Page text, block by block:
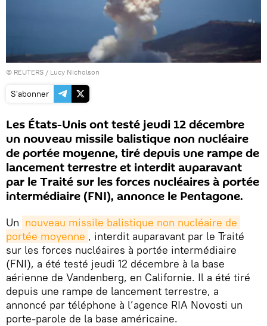
© REUTERS / Lucy Nicholson
S'abonner
Les États-Unis ont testé jeudi 12 décembre
un nouveau missile balistique non nucléaire
de portée moyenne, tiré depuis une rampe de
lancement terrestre et interdit auparavant
par le Traité sur les forces nucléaires à portée
intermédiaire (FNI), annonce le Pentagone.
Un nouveau missile balistique non nucléaire de
portée moyenne , interdit auparavant par le Traité
sur les forces nucléaires à portée intermédiaire
(FNI), a été testé jeudi 12 décembre à la base
aérienne de Vandenberg, en Californie. Il a été tiré
depuis une rampe de lancement terrestre, a
annoncé par téléphone à l’agence RIA Novosti un
porte-parole de la base américaine.